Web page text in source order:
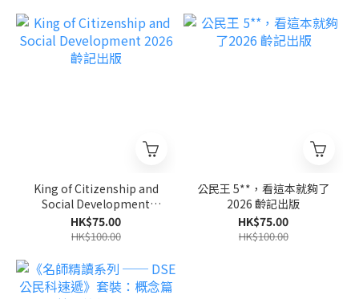
King of Citizenship and
Social Development
2026齡記出版
HK$75.00
HK$100.00
公民王 5**，看這本就夠了
2026 齡記出版
HK$75.00
HK$100.00